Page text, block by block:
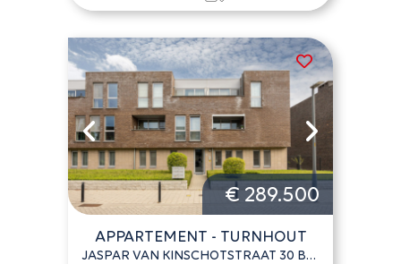
€ 289.500
APPARTEMENT - TURNHOUT
JASPAR VAN KINSCHOTSTRAAT 30 BUS 6